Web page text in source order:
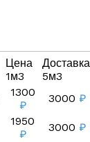
Цена
1м3
Доставка
5м3
1300
₽
3000 ₽
1950
₽
3000 ₽